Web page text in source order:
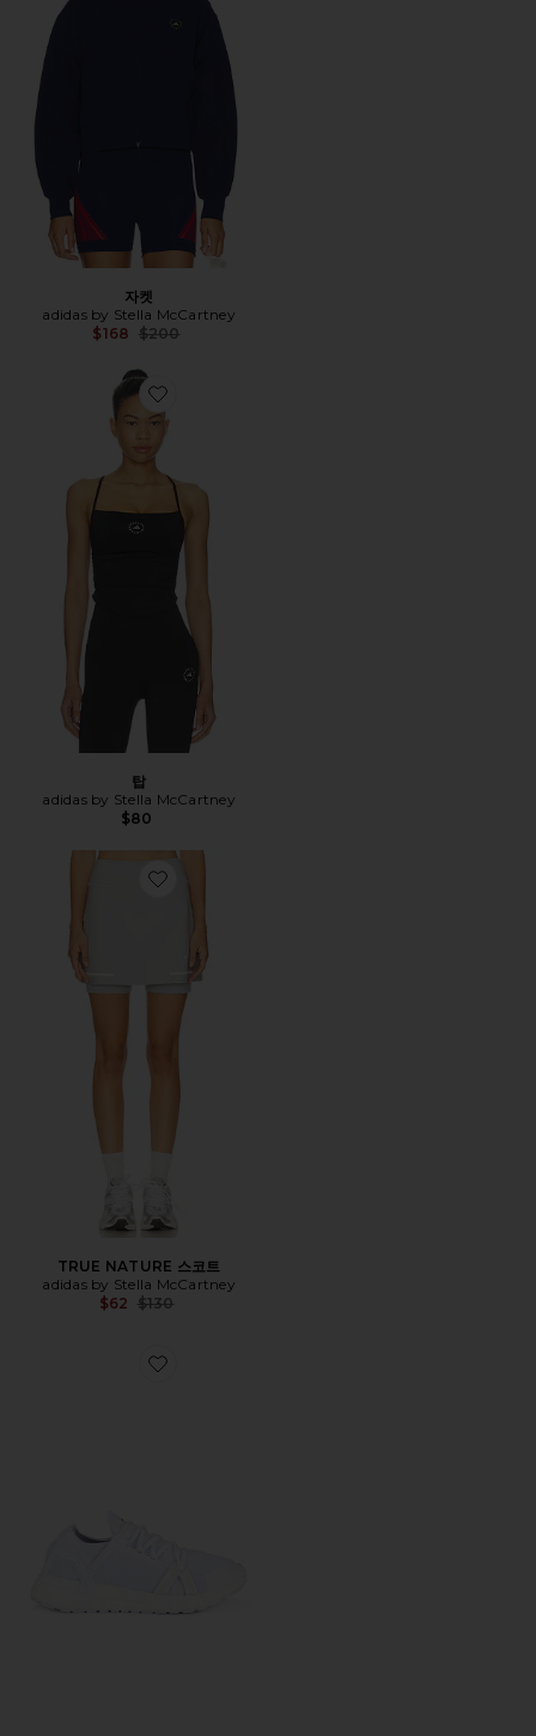
자켓
adidas by Stella McCartney
$168 Previous price:
$200
Favorite 탑
탑
adidas by Stella McCartney
$80
Favorite TRUE NATURE 스코트
TRUE NATURE 스코트
adidas by Stella McCartney
$62 Previous price:
$130
Favorite ASMC 스니커즈